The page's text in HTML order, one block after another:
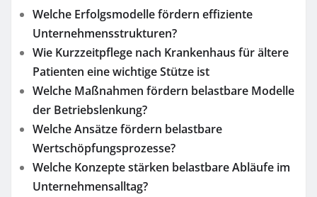
Welche Erfolgsmodelle fördern effiziente
Unternehmensstrukturen?
Wie Kurzzeitpflege nach Krankenhaus für ältere
Patienten eine wichtige Stütze ist
Welche Maßnahmen fördern belastbare Modelle
der Betriebslenkung?
Welche Ansätze fördern belastbare
Wertschöpfungsprozesse?
Welche Konzepte stärken belastbare Abläufe im
Unternehmensalltag?